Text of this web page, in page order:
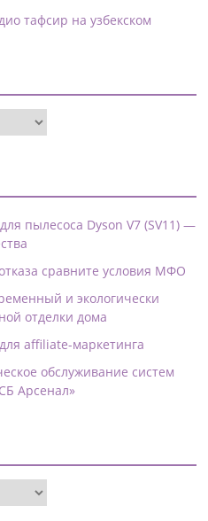
тафсир на узбекском
пылесоса Dyson V7 (SV11) —
сравните условия МФО
и экологически
отделки дома
affiliate-маркетинга
обслуживание систем
Арсенал»